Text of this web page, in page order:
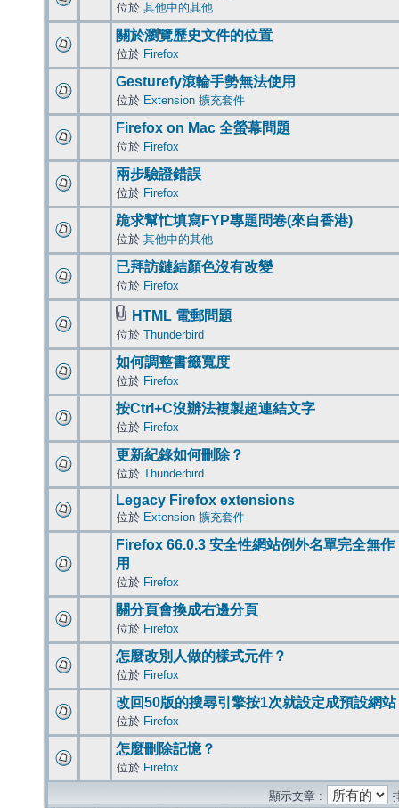
位於 其他中的其他
關於瀏覽歷史文件的位置
位於 Firefox
Gesturefy滾輪手勢無法使用
位於 Extension 擴充套件
Firefox on Mac 全螢幕問題
位於 Firefox
兩步驗證錯誤
位於 Firefox
跪求幫忙填寫FYP專題問卷(來自香港)
位於 其他中的其他
已拜訪鏈結顏色沒有改變
位於 Firefox
HTML 電郵問題
位於 Thunderbird
如何調整書籤寬度
位於 Firefox
按Ctrl+C沒辦法複製超連結文字
位於 Firefox
更新紀錄如何刪除？
位於 Thunderbird
Legacy Firefox extensions
位於 Extension 擴充套件
Firefox 66.0.3 安全性網站例外名單完全無作
用
位於 Firefox
關分頁會換成右邊分頁
位於 Firefox
怎麼改別人做的樣式元件？
位於 Firefox
改回50版的搜尋引擎按1次就設定成預設網站
位於 Firefox
怎麼刪除記憶？
位於 Firefox
顯示文章 :